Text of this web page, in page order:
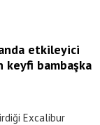
etkileyici
keyfi bambaşka
Excalibur